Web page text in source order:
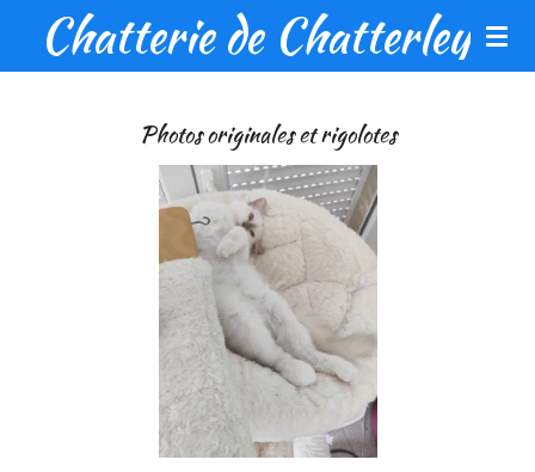
Passer
contenu
Chatterie de Chatterley
Photos originales et rigolotes